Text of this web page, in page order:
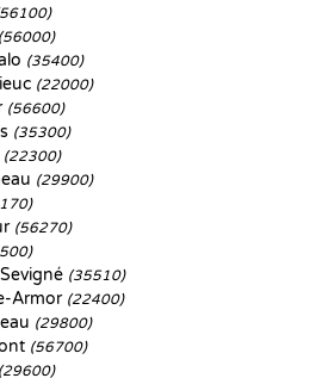
(56000)
(35400)
(22000)
(56600)
(35300)
(22300)
(29900)
(56270)
(35510)
Armor (22400)
(29800)
(56700)
(29600)